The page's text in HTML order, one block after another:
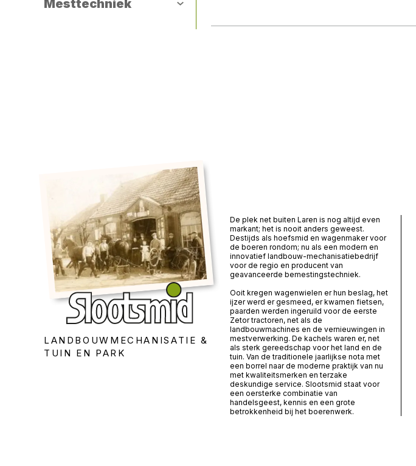
Mesttechniek
LANDBOUWMECHANISATIE &
TUIN EN PARK
De plek net buiten Laren is nog altijd even
markant; het is nooit anders geweest.
Destijds als hoefsmid en wagenmaker voor
de boeren rondom; nu als een modern en
innovatief landbouw-mechanisatiebedrijf
voor de regio en producent van
geavanceerde bemestingstechniek.
Ooit kregen wagenwielen er hun beslag, het
ijzer werd er gesmeed, er kwamen fietsen,
paarden werden ingeruild voor de eerste
Zetor tractoren, net als de
landbouwmachines en de vernieuwingen in
mestverwerking. De kachels waren er, net
als sterk gereedschap voor het land en de
tuin. Van de traditionele jaarlijkse nota met
een borrel naar de moderne praktijk van nu
met kwaliteitsmerken en terzake
deskundige service. Slootsmid staat voor
een oersterke combinatie van
handelsgeest, kennis en een grote
betrokkenheid bij het boerenwerk.